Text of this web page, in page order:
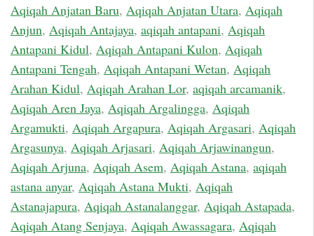
Aqiqah Anjatan Baru, Aqiqah Anjatan Utara, Aqiqah
Anjun, Aqiqah Antajaya, aqiqah antapani, Aqiqah
Antapani Kidul, Aqiqah Antapani Kulon, Aqiqah
Antapani Tengah, Aqiqah Antapani Wetan, Aqiqah
Arahan Kidul, Aqiqah Arahan Lor, aqiqah arcamanik,
Aqiqah Aren Jaya, Aqiqah Argalingga, Aqiqah
Argamukti, Aqiqah Argapura, Aqiqah Argasari, Aqiqah
Argasunya, Aqiqah Arjasari, Aqiqah Arjawinangun,
Aqiqah Arjuna, Aqiqah Asem, Aqiqah Astana, aqiqah
astana anyar, Aqiqah Astana Mukti, Aqiqah
Astanajapura, Aqiqah Astanalanggar, Aqiqah Astapada,
Aqiqah Atang Senjaya, Aqiqah Awassagara, Aqiqah